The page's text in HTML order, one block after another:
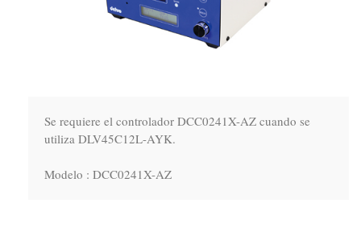
Se requiere el controlador DCC0241X-AZ cuando se
utiliza DLV45C12L-AYK.
Modelo : DCC0241X-AZ